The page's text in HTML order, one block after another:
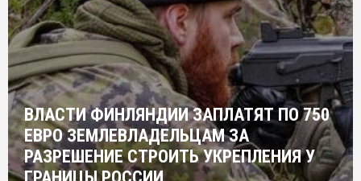
ВЛАСТИ ФИНЛЯНДИИ ЗАПЛАТЯТ ПО 750
ЕВРО ЗЕМЛЕВЛАДЕЛЬЦАМ ЗА
РАЗРЕШЕНИЕ СТРОИТЬ УКРЕПЛЕНИЯ У